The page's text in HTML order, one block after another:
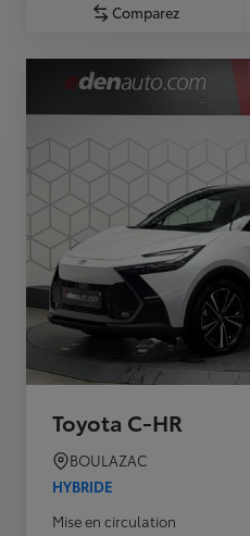
Comparez
Toyota C-HR
BOULAZAC
HYBRIDE
Mise en circulation